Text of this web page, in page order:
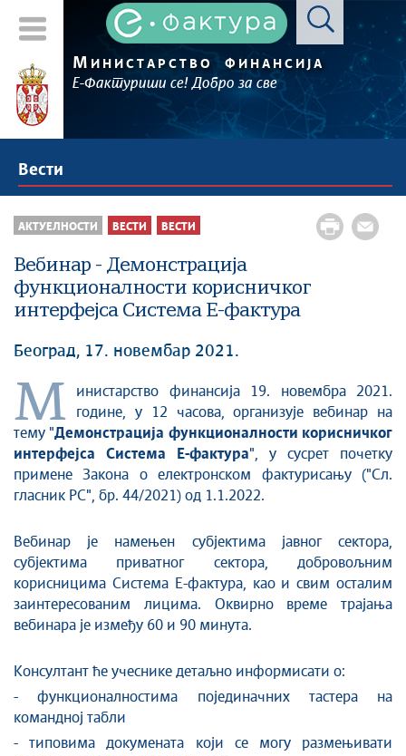
М ИНИСТАРСТВО ФИНАНСИЈА
Е-Фактуриши се! Добро за све
Вести
АКТУЕЛНОСТИ ВЕСТИ ВЕСТИ
Вебинар - Демонстрација
функционалности корисничког
интерфејса Система Е-фактура
Београд, 17. новембар 2021.
М
инистарство финансија 19. новембра 2021.
године, у 12 часова, организује вебинар на
тему "Демонстрација функционалности корисничког
интерфејса Система Е-фактура", у сусрет почетку
примене Закона о електронском фактурисању ("Сл.
гласник РС", бр. 44/2021) од 1.1.2022.
Вебинар је намењен субјектима јавног сектора,
субјектима приватног сектора, добровољним
корисницима Система Е-фактура, као и свим осталим
заинтересованим лицима. Оквирно време трајања
вебинара је између 60 и 90 минута.
Консултант ће учеснике детаљно информисати о:
- функционалностима појединачних тастера на
командној табли
- типовима докумената који се могу размењивати